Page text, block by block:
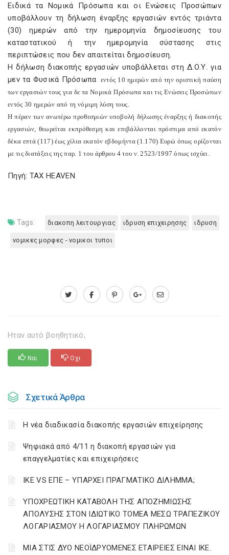
Ειδικά τα Νομικά Πρόσωπα και οι Ενώσεις Προσώπων
υποβάλλουν τη δήλωση έναρξης εργασιών εντός τριάντα
(30) ημερών από την ημερομηνία δημοσίευσης του
καταστατικού ή την ημερομηνία σύστασης στις
περιπτώσεις που δεν απαιτείται δημοσίευση.
Η δήλωση διακοπής εργασιών υποβάλλεται στη Δ.Ο.Υ. για
μεν τα Φυσικά Πρόσωπα εντός 10 ημερών από την οριστική παύση
των εργασιών τους για δε τα Νομικά Πρόσωπα και τις Ενώσεις Προσώπων
εντός 30 ημερών από τη νόμιμη λύση τους.
Η πέραν των ανωτέρω προθεσμιών υποβολή δήλωσης έναρξης ή διακοπής
εργασιών, θεωρείται εκπρόθεσμη και επιβάλλονται πρόστιμα από εκατόν
δέκα επτά (117) έως χίλια εκατόν εβδομήντα (1.170) Ευρώ όπως ορίζονται
με τις διατάξεις της παρ. 1 του άρθρου 4 του ν. 2523/1997 όπως ισχύει.
Πηγή: TAX HEAVEN
Tags: διακοπη λειτουργιας ιδρυση επιχειρησης ιδρυση
νομικες μορφες - νομικοι τυποι
Ηταν αυτό βοηθητικό;
Ναι Οχι
Σχετικά Άρθρα
Η νέα διαδικασία διακοπής εργασιών επιχείρησης
Ψηφιακά από 4/11 η διακοπή εργασιών για
επαγγελματίες και επιχειρήσεις
ΙΚΕ VS ΕΠΕ – ΥΠΑΡΧΕΙ ΠΡΑΓΜΑΤΙΚΟ ΔΙΛΗΜΜΑ;
YΠΟΧΡΕΩΤΙΚΗ ΚΑΤΑΒΟΛΗ ΤΗΣ ΑΠΟΖΗΜΙΩΣΗΣ
ΑΠΟΛΥΣΗΣ ΣΤΟΝ ΙΔΙΩΤΙΚΟ ΤΟΜΕΑ ΜΕΣΩ ΤΡΑΠΕΖΙΚΟΥ
ΛΟΓΑΡΙΑΣΜΟΥ Η ΛΟΓΑΡΙΑΣΜΟΥ ΠΛΗΡΩΜΩΝ
ΜΙΑ ΣΤΙΣ ΔΥΟ ΝΕΟΪΔΡΥΟΜΕΝΕΣ ΕΤΑΙΡΕΙΕΣ ΕΙΝΑΙ ΙΚΕ.